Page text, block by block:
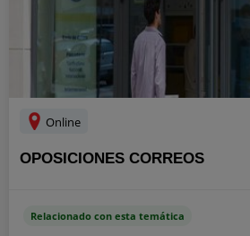
Online
OPOSICIONES CORREOS
Relacionado con esta temática